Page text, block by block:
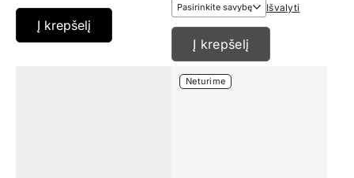
Į krepšelį
Išvalyti
Į krepšelį
Neturime